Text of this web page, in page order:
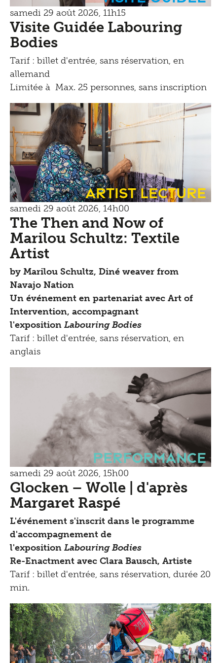
samedi 29 août 2026, 11h15
Visite Guidée Labouring
Bodies
Tarif : billet d'entrée, sans réservation, en
allemand
Limitée à Max. 25 personnes, sans inscription
Artist Lecture
samedi 29 août 2026, 14h00
The Then and Now of
Marilou Schultz: Textile
Artist
by Marilou Schultz, Diné weaver from
Navajo Nation
Un événement en partenariat avec Art of
Intervention, accompagnant
l'exposition Labouring Bodies
Tarif : billet d'entrée, sans réservation, en
anglais
Performance
samedi 29 août 2026, 15h00
Glocken – Wolle | d'après
Margaret Raspé
L'événement s'inscrit dans le programme
d'accompagnement de
l'exposition Labouring Bodies
Re-Enactment avec Clara Bausch, Artiste
Tarif : billet d'entrée, sans réservation, durée 20
min.